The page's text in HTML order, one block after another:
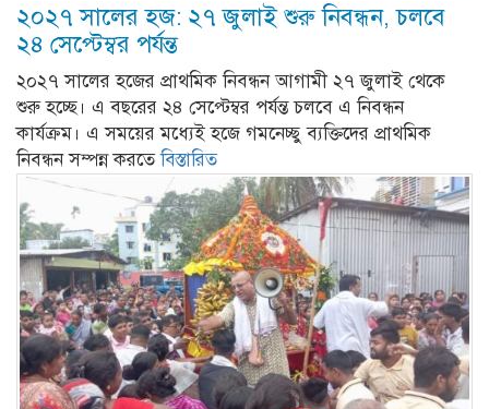
২০২৭ সালের হজ: ২৭ জুলাই শুরু নিবন্ধন, চলবে
২৪ সেপ্টেম্বর পর্যন্ত
২০২৭ সালের হজের প্রাথমিক নিবন্ধন আগামী ২৭ জুলাই থেকে
শুরু হচ্ছে। এ বছরের ২৪ সেপ্টেম্বর পর্যন্ত চলবে এ নিবন্ধন
কার্যক্রম। এ সময়ের মধ্যেই হজে গমনেচ্ছু ব্যক্তিদের প্রাথমিক
নিবন্ধন সম্পন্ন করতেবিস্তারিত